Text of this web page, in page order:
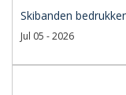
Skibanden
Jul 05 - 2026